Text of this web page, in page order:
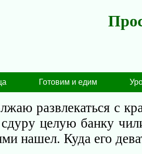
Готовим и едим
развлекаться с
целую банку
нашел. Куда его